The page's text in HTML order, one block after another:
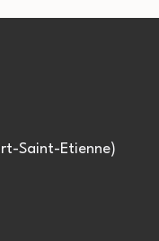
Saint-Etienne)